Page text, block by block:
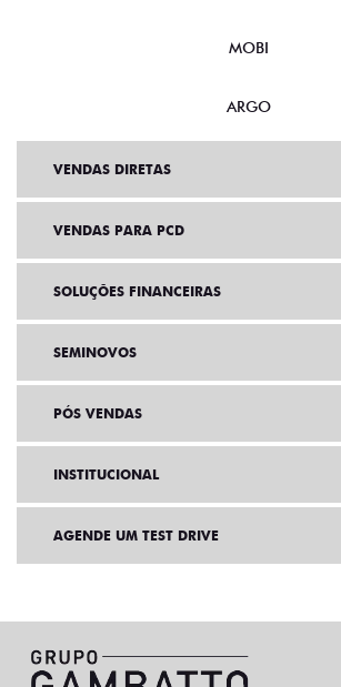
MOBI
ARGO
VENDAS DIRETAS
VENDAS PARA PCD
SOLUÇÕES FINANCEIRAS
SEMINOVOS
PÓS VENDAS
INSTITUCIONAL
AGENDE UM TEST DRIVE